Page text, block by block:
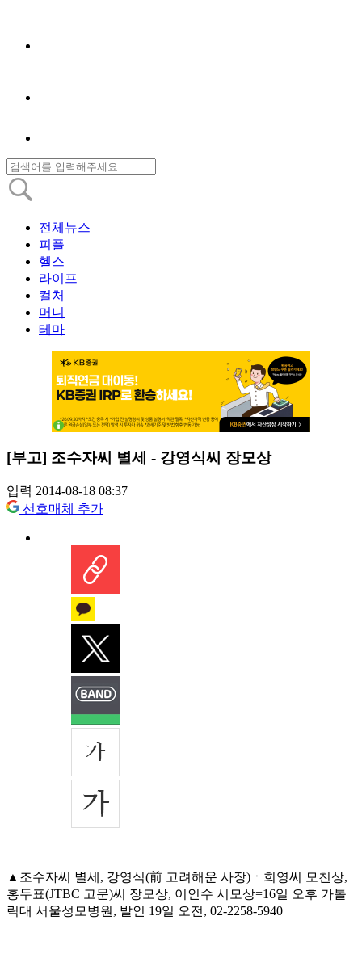
전체뉴스
피플
헬스
라이프
컬처
머니
테마
[부고] 조수자씨 별세 - 강영식씨 장모상
입력 2014-08-18 08:37
선호매체 추가
▲조수자씨 별세, 강영식(前 고려해운 사장)ㆍ희영씨 모친상,
홍두표(JTBC 고문)씨 장모상, 이인수 시모상=16일 오후 가톨
릭대 서울성모병원, 발인 19일 오전, 02-2258-5940